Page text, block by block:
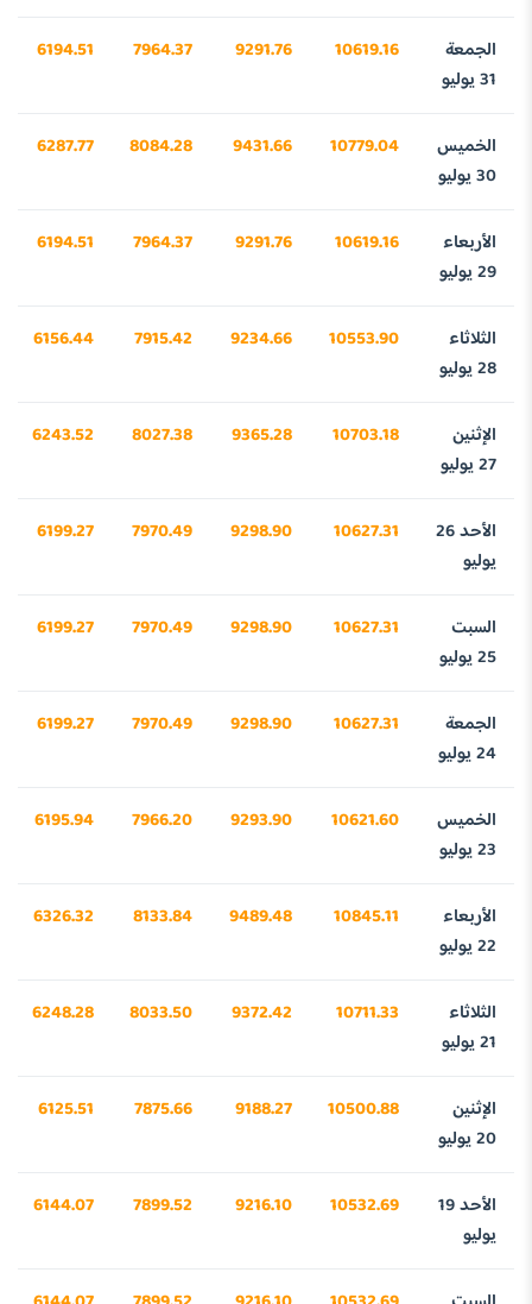
الجمعة
31 يوليو
10619.16
9291.76
7964.37
6194.51
الخميس
30 يوليو
10779.04
9431.66
8084.28
6287.77
الأربعاء
29 يوليو
10619.16
9291.76
7964.37
6194.51
الثلاثاء
28 يوليو
10553.90
9234.66
7915.42
6156.44
الإثنين
27 يوليو
10703.18
9365.28
8027.38
6243.52
الأحد 26
يوليو
10627.31
9298.90
7970.49
6199.27
السبت
25 يوليو
10627.31
9298.90
7970.49
6199.27
الجمعة
24 يوليو
10627.31
9298.90
7970.49
6199.27
الخميس
23 يوليو
10621.60
9293.90
7966.20
6195.94
الأربعاء
22 يوليو
10845.11
9489.48
8133.84
6326.32
الثلاثاء
21 يوليو
10711.33
9372.42
8033.50
6248.28
الإثنين
20 يوليو
10500.88
9188.27
7875.66
6125.51
الأحد 19
يوليو
10532.69
9216.10
7899.52
6144.07